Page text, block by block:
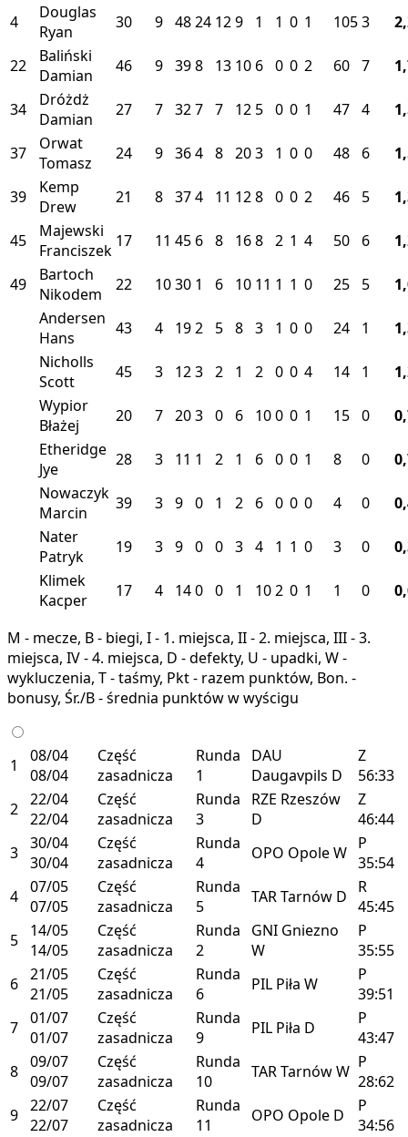
4
Douglas
Ryan
30 9 4824 129 1 1 0 1 1053
22
Baliński
Damian
46 9 398 13 10 6 0 0 2 60 7
34
Dróżdż
Damian
27 7 327 7 12 5 0 0 1 47 4
37
Orwat
Tomasz
24 9 364 8 203 1 0 0 48 6
39
Kemp
Drew
21 8 374 11 128 0 0 2 46 5
45
Majewski
Franciszek 17 11 45 6 8 168 2 1 4 50 6
49
Bartoch
Nikodem
22 1030 1 6 10 11 1 1 0 25 5
Andersen
Hans
43 4 192 5 8 3 1 0 0 24 1
Nicholls
Scott
45 3 123 2 1 2 0 0 4 14 1
Wypior
Błażej
20 7 203 0 6 100 0 1 15 0
Etheridge
Jye
28 3 11 1 2 1 6 0 0 1 8 0
Nowaczyk
Marcin
39 3 9 0 1 2 6 0 0 0 4 0
Nater
Patryk
19 3 9 0 0 3 4 1 1 0 3 0
Klimek
Kacper
17 4 140 0 1 102 0 1 1 0
M - mecze, B - biegi, I - 1. miejsca, II - 2. miejsca, III - 3.
miejsca, IV - 4. miejsca, D - defekty, U - upadki, W -
wykluczenia, T - taśmy, Pkt - razem punktów, Bon. -
bonusy, Śr./B - średnia punktów w wyścigu
1
08/04
08/04
Część
zasadnicza
Runda
1
DAU
Daugavpils D
Z
56:33
2 22/04
22/04
Część
zasadnicza
Runda
3
RZE Rzeszów
D
Z
46:44
3 30/04
30/04
Część
zasadnicza
Runda
4
OPO OpoleW P
35:54
4 07/05
07/05
Część
zasadnicza
Runda
5
TARTarnów D
R
45:45
5
14/05
14/05
Część
zasadnicza
Runda
2
GNI Gniezno
W
P
35:55
6 21/05
21/05
Część
zasadnicza
Runda
6
PIL Piła W
P
39:51
7 01/07
01/07
Część
zasadnicza
Runda
9
PIL Piła D
P
43:47
8 09/07
09/07
Część
zasadnicza
Runda
10
TARTarnówW P
28:62
9 22/07
22/07
Część
zasadnicza
Runda
11
OPO Opole D
P
34:56